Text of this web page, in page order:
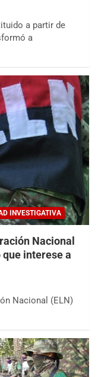
a partir de
a
INVESTIGATIVA
Nacional
que interese a
Nacional (ELN)